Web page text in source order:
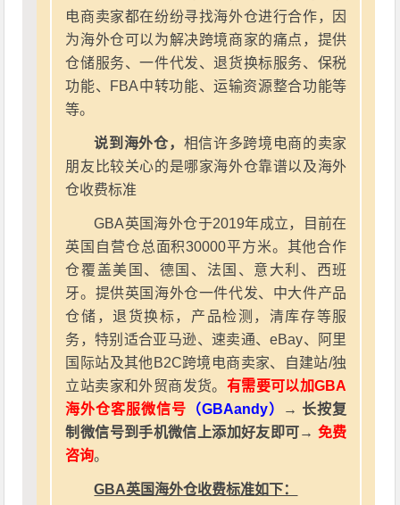
电商卖家都在纷纷寻找海外仓进行合作，因
为海外仓可以为解决跨境商家的痛点，提供
仓储服务、一件代发、退货换标服务、保税
功能、FBA中转功能、运输资源整合功能等
等。
说到海外仓， 相信许多跨境电商的卖家
朋友比较关心的是哪家海外仓靠谱以及海外
仓收费标准
GBA英国海外仓于2019年成立，目前在
英国自营仓总面积30000平方米。其他合作
仓覆盖美国、德国、法国、意大利、西班
牙。提供英国海外仓一件代发、中大件产品
仓储，退货换标，产品检测，清库存等服
务，特别适合亚马逊、速卖通、eBay、阿里
国际站及其他B2C跨境电商卖家、自建站/独
立站卖家和外贸商发货。 有需要可以加GBA
海外仓客服微信号 （GBAandy）
→ 长按复
制微信号到手机微信上添加好友即可→ 免费
咨询。
GBA英国海外仓收费标准如下：